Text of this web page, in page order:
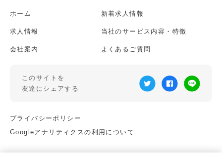
ホーム 新着求人情報
求人情報 当社のサービス内容・特徴
会社案内 よくあるご質問
このサイトを
友達にシェアする
プライバシーポリシー
Googleアナリティクスの利用について